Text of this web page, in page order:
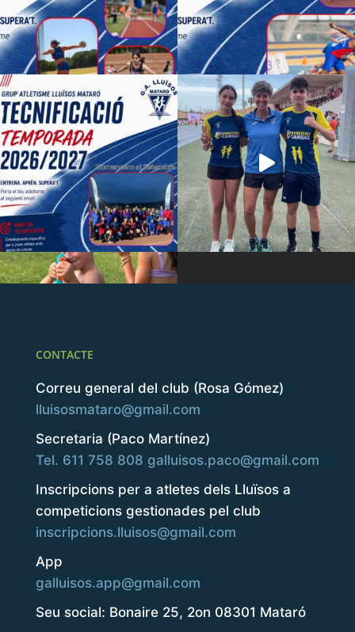
Load More Follow on Instagram
CONTACTE
Correu general del club (Rosa Gómez)
lluisosmataro@gmail.com
Secretaria (Paco Martínez)
Tel. 611 758 808 galluisos.paco@gmail.com
Inscripcions per a atletes dels Lluïsos a
competicions gestionades pel club
inscripcions.lluisos@gmail.com
App
galluisos.app@gmail.com
Seu social: Bonaire 25, 2on 08301 Mataró